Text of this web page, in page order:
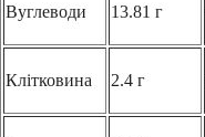
Вуглеводи 13.81 г
Клітковина 2.4 г